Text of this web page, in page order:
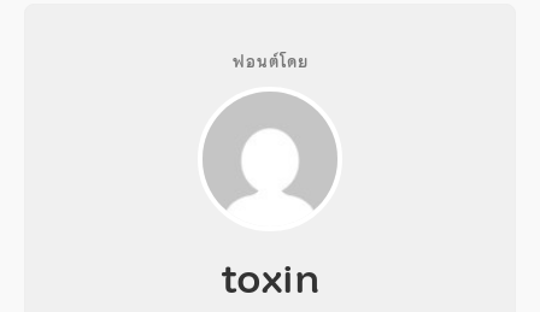
ฟอนต์โดย
toxin